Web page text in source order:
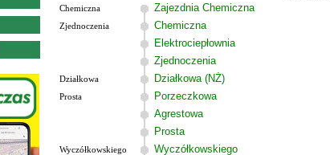
Chemiczna Zajezdnia Chemiczna
Zjednoczenia Chemiczna
Elektrociepłownia
Zjednoczenia
Działkowa Działkowa (NŻ)
Prosta Porzeczkowa
Agrestowa
Prosta
Wyczółkowskiego Wyczółkowskiego